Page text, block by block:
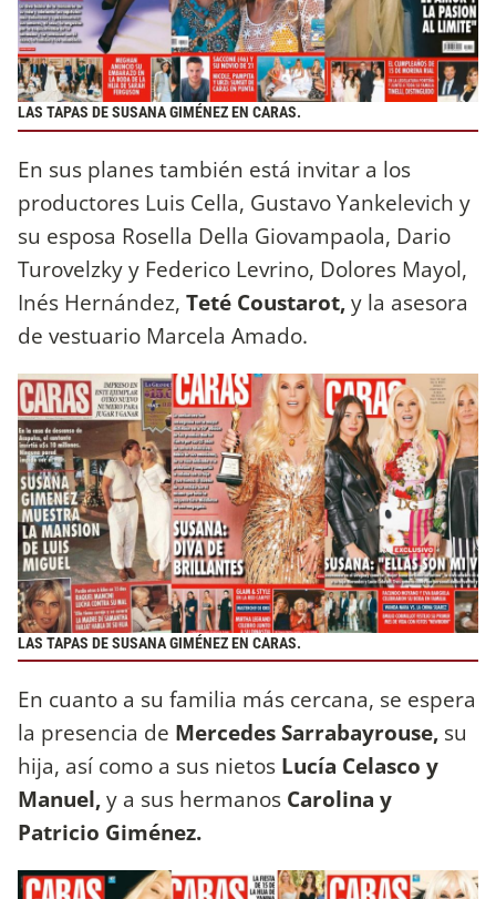
LAS TAPAS DE SUSANA GIMÉNEZ EN CARAS.
En sus planes también está invitar a los
productores Luis Cella, Gustavo Yankelevich y
su esposa Rosella Della Giovampaola, Dario
Turovelzky y Federico Levrino, Dolores Mayol,
Inés Hernández, Teté Coustarot,y la asesora
de vestuario Marcela Amado.
LAS TAPAS DE SUSANA GIMÉNEZ EN CARAS.
En cuanto a su familia más cercana, se espera
la presencia de Mercedes Sarrabayrouse, su
hija, así como a sus nietos Lucía Celasco y
Manuel,y a sus hermanos Carolina y
Patricio Giménez.